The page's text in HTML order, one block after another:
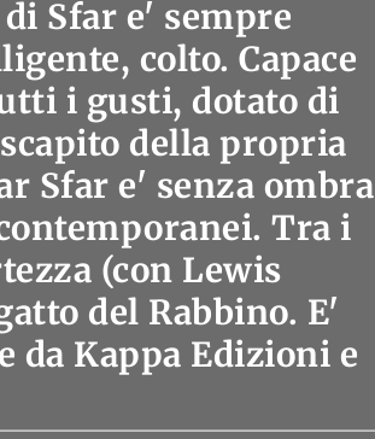
Sfar e' sempre
colto. Capace
i gusti, dotato di
della propria
Sfar e' senza ombra
Tra i
(con Lewis
del Rabbino. E'
Kappa Edizioni e